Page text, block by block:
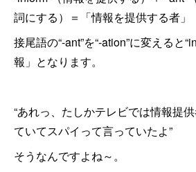
詞にする）＝「情報を提供する者」
接尾語の“-ant”を“-ation”に変えると
報」となります。
“あれっ、たしかテレビでは情報提
ていてスパイって言っていたよ”
そうなんですよね～。